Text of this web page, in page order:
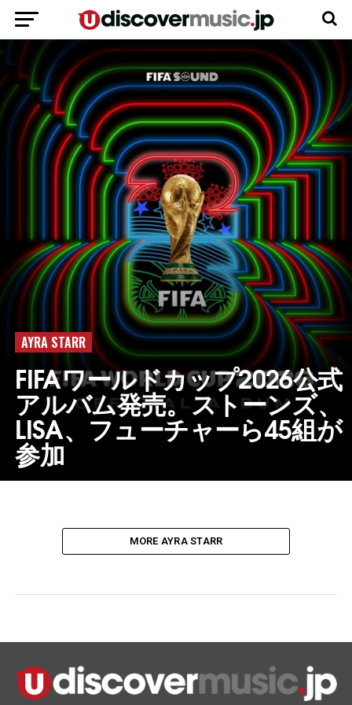
AYRA STARR
FIFAワールドカップ2026公式
アルバム発売。ストーンズ、
LISA、フューチャーら45組が
参加
MORE AYRA STARR